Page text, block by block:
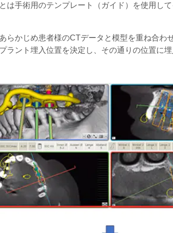
は手術用のテンプレート（ガイド）を使用し
らかじめ患者様のCTデータと模型を重ね合わ
ラント埋入位置を決定し、その通りの位置に